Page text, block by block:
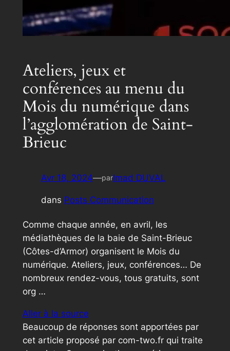
Ateliers, jeux et
conférences au menu du
Mois du numérique dans
l’agglomération de Saint-
Brieuc
Avr 18, 2024—parImad DUVAL
dans Posts Communication
Comme chaque année, en avril, les
médiathèques de la baie de Saint-Brieuc
(Côtes-d’Armor) organisent le Mois du
numérique. Ateliers, jeux, conférences… De
nombreux rendez-vous, tous gratuits, sont
org …
Aller à la source
Beaucoup de réponses sont apportées par
cet article proposé par com-two.fr qui traite